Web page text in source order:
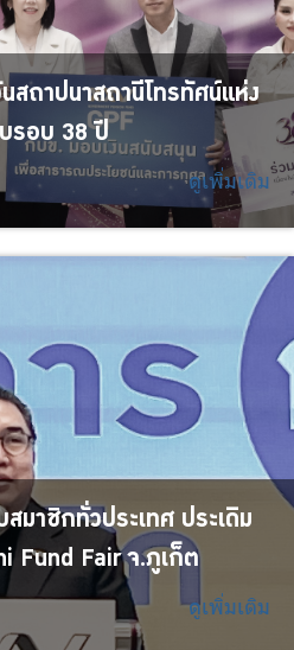
สถาปนาสถานีโทรทัศน์แห่ง
รอบ 38 ปี
ดูเพิ่มเติม
มาชิกทั่วประเทศ ประเดิม
Fund Fair จ.ภูเก็ต
ดูเพิ่มเติม